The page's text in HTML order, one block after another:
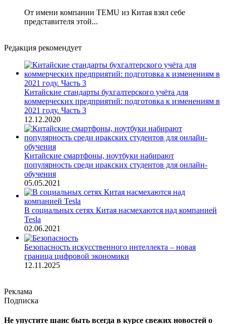
От имени компании TEMU из Китая взял себе
представителя этой...
Редакция рекомендует
Китайские стандарты бухгалтерского учёта для
коммерческих предприятий: подготовка к изменениям в
2021 году. Часть 3
12.12.2020
Китайские смартфоны, ноутбуки набирают
популярность среди иракских студентов для онлайн-
обучения
05.05.2021
В социальных сетях Китая насмехаются над компанией
Tesla
02.06.2021
Безопасность искусственного интеллекта – новая
граница цифровой экономики
12.11.2025
Реклама
Подписка
Не упустите шанс быть всегда в курсе свежих новостей о